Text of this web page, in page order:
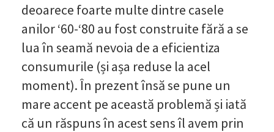
deoarece foarte multe dintre casele
anilor ‘60-‘80 au fost construite fără a se
lua în seamă nevoia de a eficientiza
consumurile (și așa reduse la acel
moment). În prezent însă se pune un
mare accent pe această problemă și iată
că un răspuns în acest sens îl avem prin